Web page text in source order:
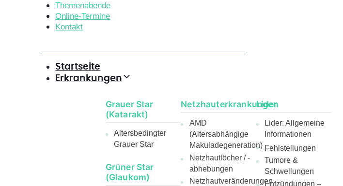
Themenabende
Online-Termine
Kontakt
Startseite
Erkrankungen
Grauer Star
(Katarakt)
Altersbedingter
Grauer Star
Grüner Star
(Glaukom)
Netzhauterkrankungen
AMD
(Altersabhängige
Makuladegeneration)
Netzhautlöcher / -
abhebungen
Netzhautveränderungen
Lider
Lider: Allgemeine
Informationen
Fehlstellungen
Tumore &
Schwellungen
Entzündungen –